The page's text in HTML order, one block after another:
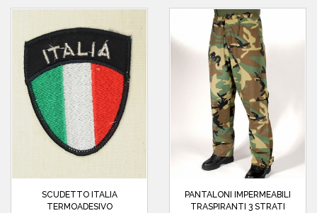
SCUDETTO ITALIA
TERMOADESIVO
PANTALONI IMPERMEABILI
TRASPIRANTI 3 STRATI